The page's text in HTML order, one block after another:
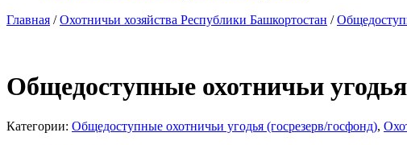
Главная /Охотничьи хозяйства Республики Башкортостан /
Общедоступные охотничьи
Категории: Общедоступные охотничьи угодья (госрезерв/госфонд),